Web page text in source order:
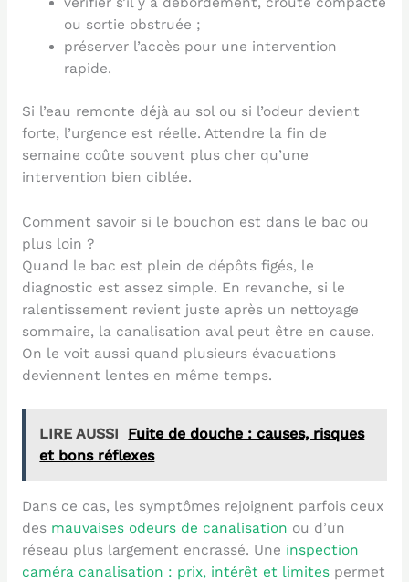
ou sortie obstruée ;
préserver l’accès pour une intervention
rapide.
Si l’eau remonte déjà au sol ou si l’odeur devient
forte, l’urgence est réelle. Attendre la fin de
semaine coûte souvent plus cher qu’une
intervention bien ciblée.
Comment savoir si le bouchon est dans le bac ou
plus loin ?
Quand le bac est plein de dépôts figés, le
diagnostic est assez simple. En revanche, si le
ralentissement revient juste après un nettoyage
sommaire, la canalisation aval peut être en cause.
On le voit aussi quand plusieurs évacuations
deviennent lentes en même temps.
LIRE AUSSI
Fuite de douche : causes, risques
et bons réflexes
Dans ce cas, les symptômes rejoignent parfois ceux
des mauvaises odeurs de canalisation ou d’un
réseau plus largement encrassé. Une inspection
caméra canalisation : prix, intérêt et limitespermet